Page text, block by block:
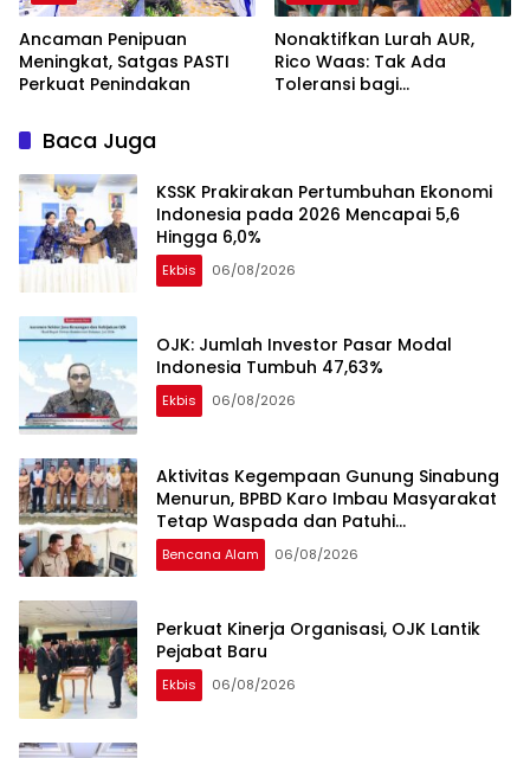
Ancaman Penipuan
Meningkat, Satgas PASTI
Perkuat Penindakan
Nonaktifkan Lurah AUR,
Rico Waas: Tak Ada
Toleransi bagi
Baca Juga
KSSK Prakirakan Pertumbuhan Ekonomi
Indonesia pada 2026 Mencapai 5,6
Hingga 6,0%
Ekbis 06/08/2026
OJK: Jumlah Investor Pasar Modal
Indonesia Tumbuh 47,63%
Ekbis 06/08/2026
Aktivitas Kegempaan Gunung Sinabung
Menurun, BPBD Karo Imbau Masyarakat
Tetap Waspada dan Patuhi
Rekomendasi
Bencana Alam 06/08/2026
Perkuat Kinerja Organisasi, OJK Lantik
Pejabat Baru
Ekbis 06/08/2026